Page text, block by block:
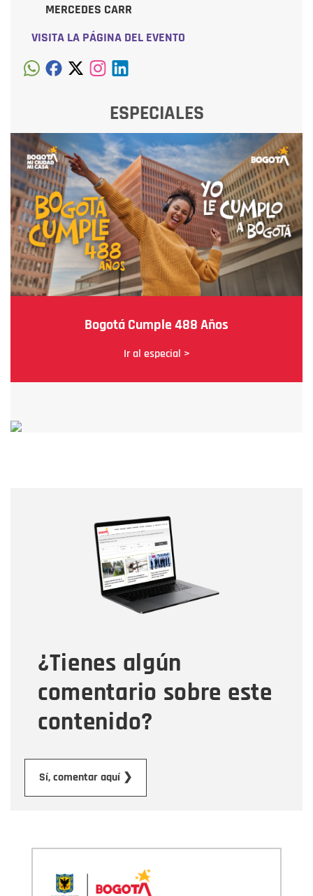
MERCEDES CARR
VISITA LA PÁGINA DEL EVENTO
ESPECIALES
Bogotá Cumple 488 Años
Ir al especial >
¿Tienes algún
comentario sobre este
contenido?
Sí, comentar aquí ❯
Correo electrónico
Tipo de comentario
Mensaje